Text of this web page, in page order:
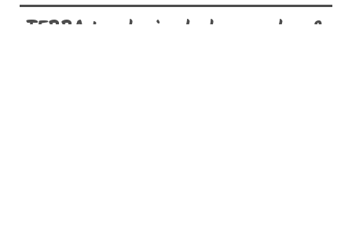
TERRA.tracks in de kuuroorden &